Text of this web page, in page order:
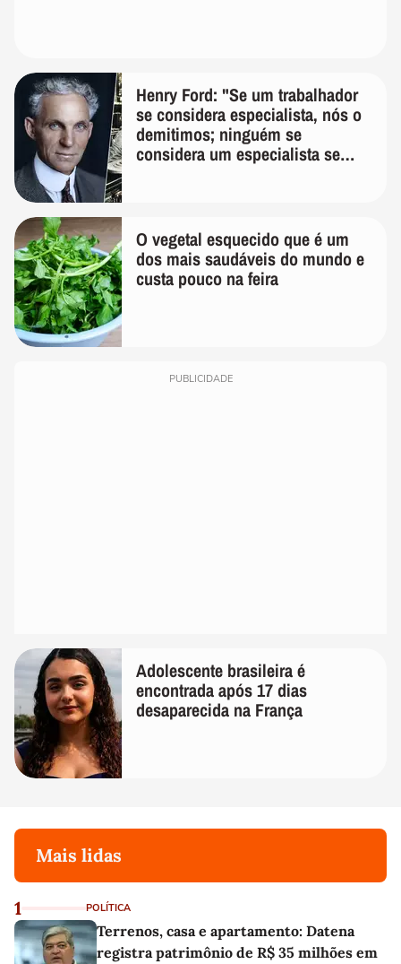
Henry Ford: "Se um trabalhador
se considera especialista, nós o
demitimos; ninguém se
considera um especialista se
O vegetal esquecido que é um
dos mais saudáveis do mundo e
custa pouco na feira
PUBLICIDADE
Adolescente brasileira é
encontrada após 17 dias
desaparecida na França
Mais lidas
1 POLÍTICA
Terrenos, casa e apartamento: Datena
registra patrimônio de R$ 35 milhões em